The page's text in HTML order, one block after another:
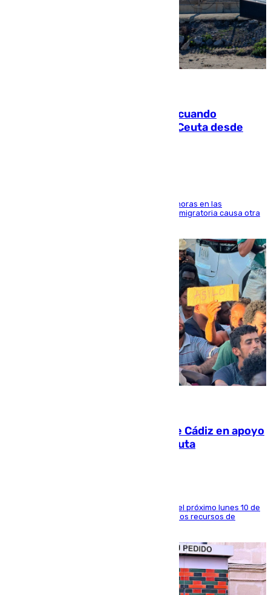
Fallece un joven tras caer al mar cuando
intentaba entrar en parapente a Ceuta desde
El accidente se produjo alrededor de las 8.00 horas en las
inmediaciones del espigón de Benzú y la crisis migratoria causa otra
CIES NO moviliza a la provincia de Cádiz en apoyo
a la respuesta humanitaria de Ceuta
La entidad social organiza una concentración el próximo lunes 10 de
agosto en Algeciras para exigir el refuerzo de los recursos de